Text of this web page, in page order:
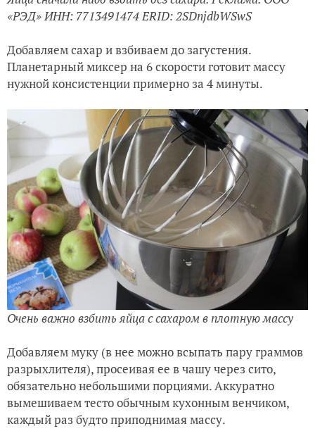
«РЭД» ИНН: 7713491474 ERID: 2SDnjdbWSwS
Добавляем сахар и взбиваем до загустения.
Планетарный миксер на 6 скорости готовит массу
нужной консистенции примерно за 4 минуты.
Очень важно взбить яйца с сахаром в плотную массу
Добавляем муку (в нее можно всыпать пару граммов
разрыхлителя), просеивая ее в чашу через сито,
обязательно небольшими порциями. Аккуратно
вымешиваем тесто обычным кухонным венчиком,
каждый раз будто приподнимая массу.